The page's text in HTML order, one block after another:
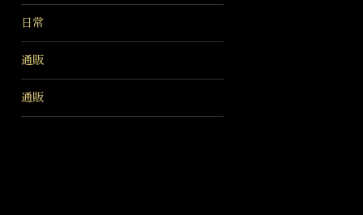
日常
通販
通販